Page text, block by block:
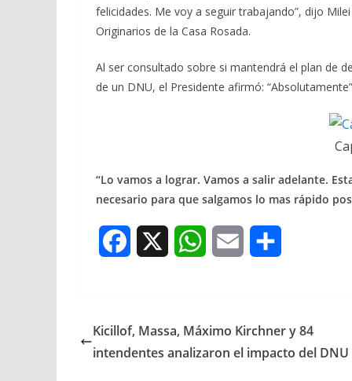
felicidades. Me voy a seguir trabajando”, dijo
Originarios de la Casa Rosada.
Al ser consultado sobre si mantendrá el plan de
de un DNU, el Presidente afirmó:
“Lo vamos a lograr. Vamos a salir adelante.
necesario para que salgamos lo mas rápido
e
W
t
i
r
Kicillof, Massa, Máximo Kirchner y 84
intendentes analizaron el impacto del DNU